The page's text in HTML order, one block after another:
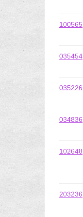
100565
035454
035226
034836
102648
203236